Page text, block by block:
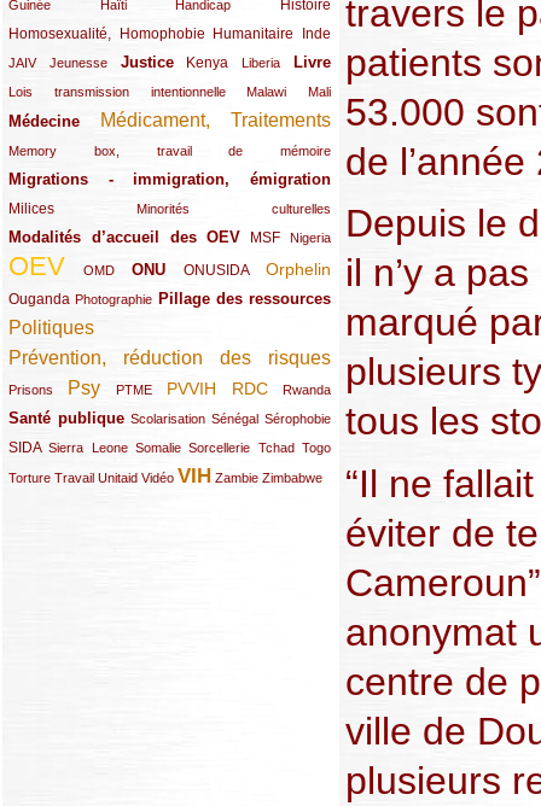
Guinée
(12/289) Haïti
(15/289) Handicap
(10/289) Histoire
(49/289)
Homosexualité, Homophobie
(44/289) Humanitaire
(47/289) Inde
(34/289)
JAIV
(10/289)Jeunesse
(21/289) Justice
(65/289) Kenya
(35/289) Liberia
(25/289) Livre
(62/289)
Lois transmission intentionnelle
(24/289) Malawi
(11/289) Mali
(21/289)
Médecine
(62/289) Médicament, Traitements
(142/289)
Memory box, travail de mémoire
(11/289)
Migrations - immigration, émigration
(67/289)
Milices
(34/289) Minorités culturelles
(15/289)
Modalités d’accueil des OEV
(58/289) MSF
(54/289) Nigeria
(27/289)
OEV
(269/289) OMD
(26/289) ONU
(58/289) ONUSIDA
(44/289) Orphelin
(112/289)
Ouganda
(29/289) Photographie
(27/289) Pillage des ressources
(77/289)
Politiques
(120/289)
Prévention, réduction des risques
(131/289)
Prisons
(22/289) Psy
(119/289) PTME
(12/289) PVVIH
(111/289) RDC
(104/289) Rwanda
(23/289)
Santé publique
(59/289) Scolarisation
(9/289) Sénégal
(13/289) Sérophobie
(19/289)
SIDA
(29/289)Sierra Leone
(13/289) Somalie
(12/289) Sorcellerie
(19/289) Tchad
(10/289) Togo
(15/289)
Torture
(17/289)Travail
(21/289) Unitaid
(26/289) Vidéo
(23/289) VIH
(154/289) Zambie
(12/289) Zimbabwe
(21/289)
travers le
patients
53.000
de l’année
Depuis le
il n’y a
marqué
plusieurs
tous les
“Il ne
éviter de
anonymat
centre de
ville de
plusieurs